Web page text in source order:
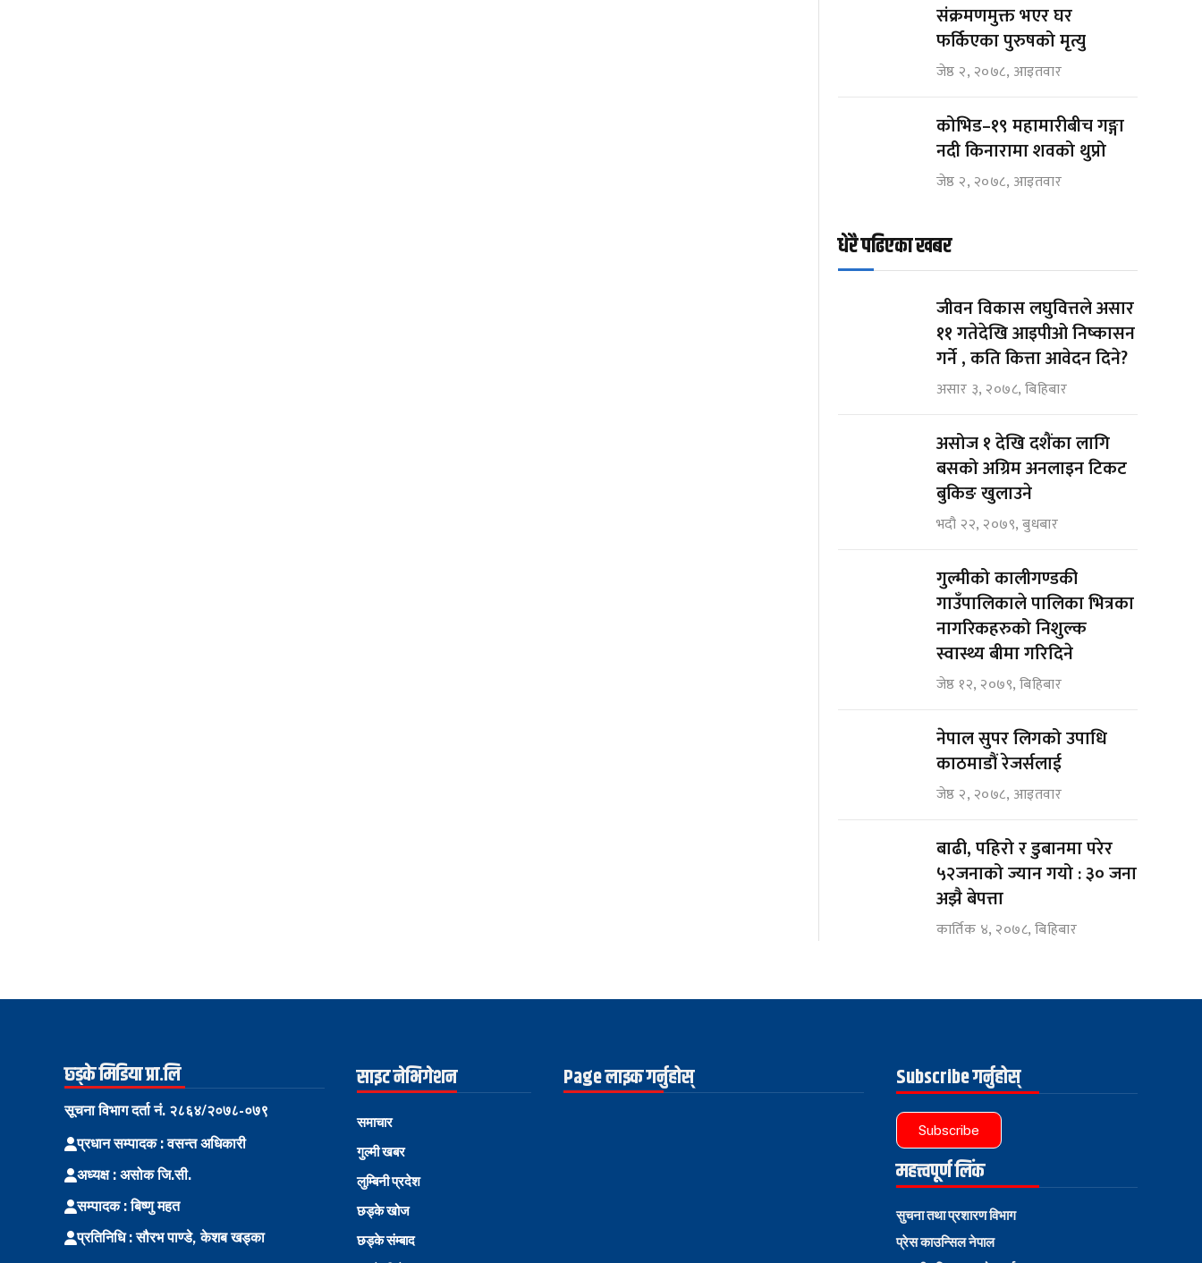
संक्रमणमुक्त भएर घर
फर्किएका पुरुषको मृत्यु
जेष्ठ २, २०७८, आइतवार
कोभिड–१९ महामारीबीच गङ्गा
नदी किनारामा शवको थुप्रो
जेष्ठ २, २०७८, आइतवार
धेरै पढिएका खबर
जीवन विकास लघुवित्तले असार
११ गतेदेखि आइपीओ निष्कासन
गर्ने , कति कित्ता आवेदन दिने?
असार ३, २०७८, बिहिबार
असोज १ देखि दशैंका लागि
बसको अग्रिम अनलाइन टिकट
बुकिङ खुलाउने
भदौ २२, २०७९, बुधबार
गुल्मीको कालीगण्डकी
गाउँपालिकाले पालिका भित्रका
नागरिकहरुको निशुल्क
स्वास्थ्य बीमा गरिदिने
जेष्ठ १२, २०७९, बिहिबार
नेपाल सुपर लिगको उपाधि
काठमाडौं रेजर्सलाई
जेष्ठ २, २०७८, आइतवार
बाढी, पहिरो र डुबानमा परेर
५२जनाको ज्यान गयो : ३० जना
अझै बेपत्ता
कार्तिक ४, २०७८, बिहिबार
छ्ड्के मिडिया प्रा.लि
सूचना विभाग दर्ता नं. २८६४/२०७८-०७९
प्रधान सम्पादक : वसन्त अधिकारी
अध्यक्ष : असोक जि.सी.
सम्पादक : बिष्णु महत
प्रतिनिधि : सौरभ पाण्डे, केशब खड्का
साइट नेभिगेशन
समाचार
गुल्मी खबर
लुम्बिनी प्रदेश
छड्के खोज
छड्के संम्बाद
Page लाइक गर्नुहोस् Subscribe गर्नुहोस्
Subscribe
महत्त्वपूर्ण लिंक
सुचना तथा प्रशारण विभाग
प्रेस काउन्सिल नेपाल